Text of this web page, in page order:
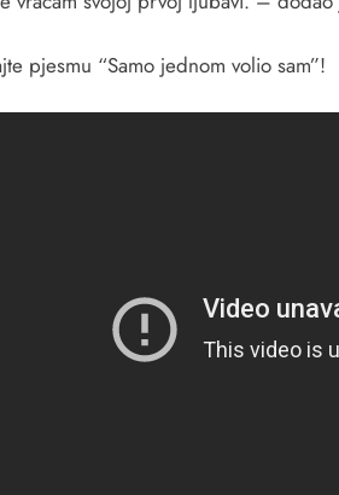
pjesmu “Samo jednom volio sam”!